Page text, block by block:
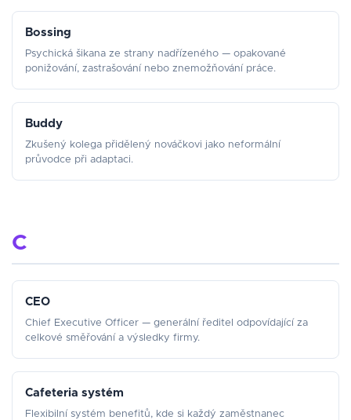
Bossing
Psychická šikana ze strany nadřízeného — opakované
ponižování, zastrašování nebo znemožňování práce.
Buddy
Zkušený kolega přidělený nováčkovi jako neformální
průvodce při adaptaci.
C
CEO
Chief Executive Officer — generální ředitel odpovídající za
celkové směřování a výsledky firmy.
Cafeteria systém
Flexibilní systém benefitů, kde si každý zaměstnanec